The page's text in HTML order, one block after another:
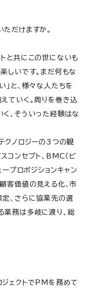
だけますか。
と共にこの世にないも
しいです。まだ何もな
」と、様々な人たちを
ていく。周りを巻き込
、そういった経験はな
クノロジーの3つの観
コンセプト、BMC（ビ
ープロポジションキャン
客価値の見える化、市
、さらに協業先の選
業務は多岐に渡り、総
ェクトでPMを務めて